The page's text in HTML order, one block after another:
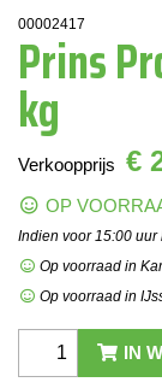
00002417
Prins
kg
Verkoopprijs €
OP
Indien voor 15:00
Op voorraad in
Op voorraad in
IN